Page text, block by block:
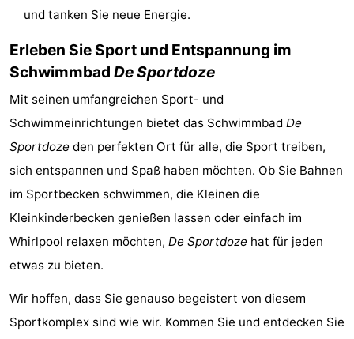
Städte
Sport
-
Schwimmbader
-
Radfahren
-
Wandern
-
Golfplatze
-
und
trinken
Veranstaltungen
Praktisch
und tanken Sie neue Energie.
Erleben Sie Sport und Entspannung im
Schwimmbad De Sportdoze
Mit seinen umfangreichen Sport- und
Schwimmeinrichtungen bietet das Schwimmbad De
Sportdoze den perfekten Ort für alle, die Sport treiben,
sich entspannen und Spaß haben möchten. Ob Sie Bahnen
im Sportbecken schwimmen, die Kleinen die
Kleinkinderbecken genießen lassen oder einfach im
Whirlpool relaxen möchten, De Sportdoze hat für jeden
etwas zu bieten.
Wir hoffen, dass Sie genauso begeistert von diesem
Sportkomplex sind wie wir. Kommen Sie und entdecken Sie